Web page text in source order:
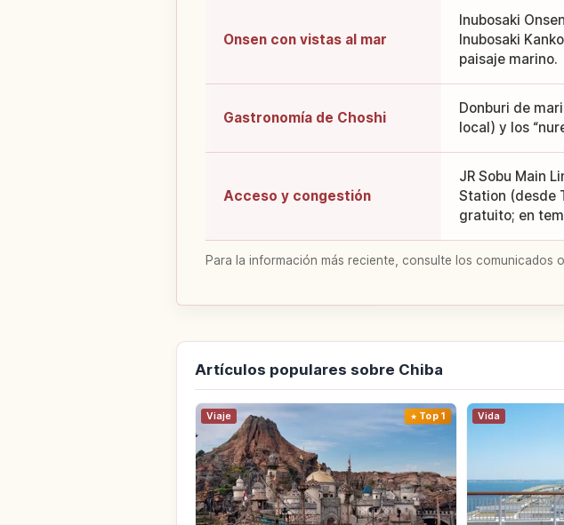
Onsen con vistas al mar
Inubosaki
Inubosaki
paisaje marino.
Gastronomía de Choshi
Donburi de
local) y los
Acceso y congestión
JR Sobu Main
Station (desde
gratuito; en
Para la información más reciente, consulte los comunicados
Artículos populares sobre Chiba
Viaje Top 1 Vida